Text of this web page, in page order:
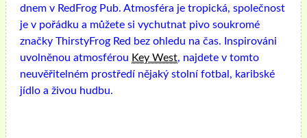
dnem v RedFrog Pub. Atmosféra je tropická, společnost
je v pořádku a můžete si vychutnat pivo soukromé
značky ThirstyFrog Red bez ohledu na čas. Inspirováni
uvolněnou atmosférou Key West, najdete v tomto
neuvěřitelném prostředí nějaký stolní fotbal, karibské
jídlo a živou hudbu.